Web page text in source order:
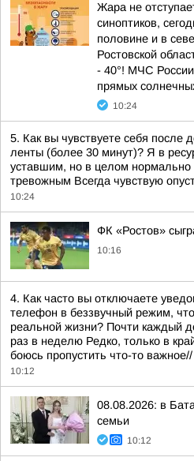
Жара не
синоптиков,
половине и в
Ростовской
- 40°! МЧС
прямых
10:24
5. Как вы чувствуете себя после
ленты (более 30 минут)? Я в
уставшим, но в целом
тревожным Всегда чувствую
10:24
ФК «Ростов»
10:16
4. Как часто вы отключаете
телефон в беззвучный режим,
реальной жизни? Почти каждый
раз в неделю Редко, только в
боюсь пропустить что-то важное//
10:12
08.08.2026: в
семьи
10:12